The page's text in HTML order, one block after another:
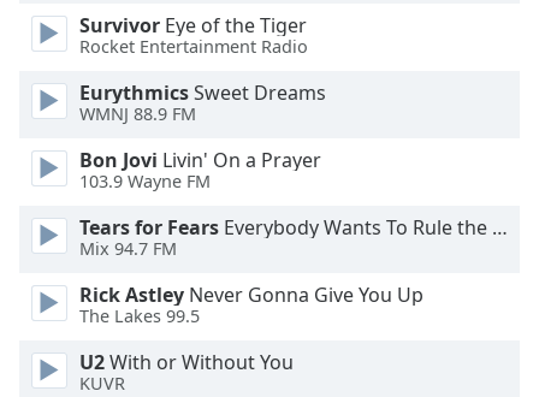
Text
Color
Opacity
Text
Color
Opacity
Caption
Survivor Eye of the Tiger
Rocket Entertainment Radio
EurythmicsSweet Dreams
WMNJ 88.9 FM
Bon Jovi Livin' On a Prayer
103.9 Wayne FM
Tears for Fears Everybody Wants To Rule the World
Mix 94.7 FM
Rick Astley Never Gonna Give You Up
The Lakes 99.5
U2With or Without You
KUVR